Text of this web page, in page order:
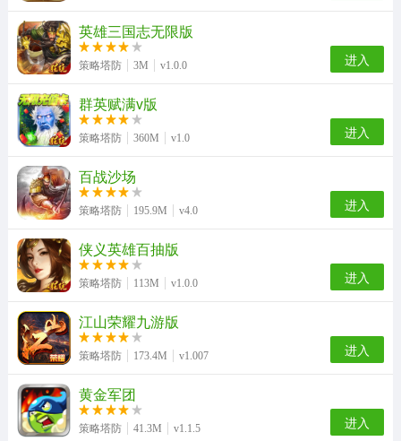
英雄三国志无限版
策略塔防 3M v1.0.0 进入
群英赋满v版
策略塔防 360M v1.0 进入
百战沙场
策略塔防 195.9M v4.0 进入
侠义英雄百抽版
策略塔防 113M v1.0.0 进入
江山荣耀九游版
策略塔防 173.4M v1.007 进入
黄金军团
策略塔防 41.3M v1.1.5 进入